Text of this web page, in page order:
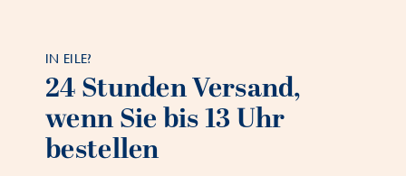
IN EILE?
24 Stunden Versand,
wenn Sie bis 13 Uhr
bestellen